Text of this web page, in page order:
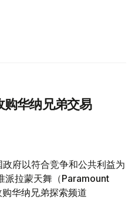
购华纳兄弟交易
政府以符合竞争和公共利益为
派拉蒙天舞（Paramount
华纳兄弟探索频道